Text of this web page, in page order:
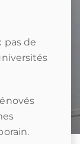
pas de